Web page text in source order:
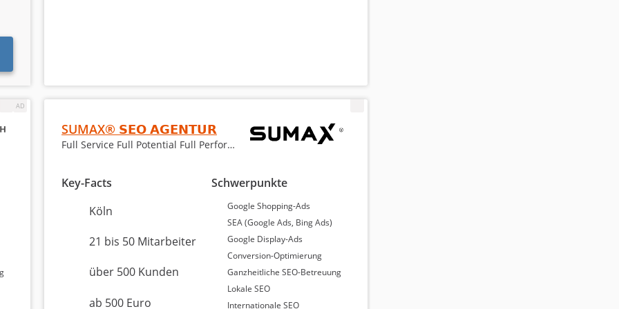
100 % Weiterempfehlung
5,0 Sterne
89 % Weiterempfehlung
SUMAX® 𝗦𝗘𝗢 𝗔𝗚𝗘𝗡𝗧𝗨𝗥
Full Service Full Potential Full Performance
Key-Facts
Köln
21 bis 50 Mitarbeiter
über 500 Kunden
ab 500 Euro
Schwerpunkte
Google Shopping-Ads
SEA (Google Ads, Bing Ads)
Google Display-Ads
Conversion-Optimierung
Ganzheitliche SEO-Betreuung
Lokale SEO
Internationale SEO